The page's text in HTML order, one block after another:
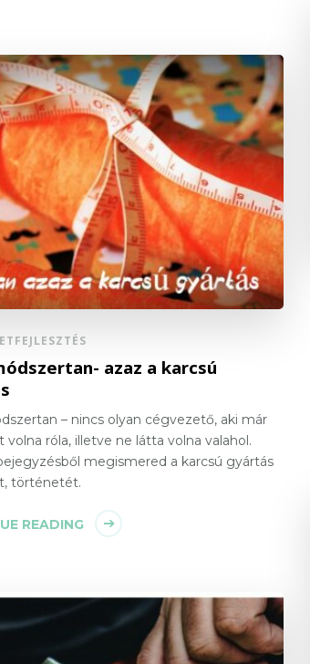
azaz a karcsú
– nincs olyan cégvezető, aki már
volna róla, illetve ne látta volna valahol.
megismered a karcsú gyártás
történetét.
READING